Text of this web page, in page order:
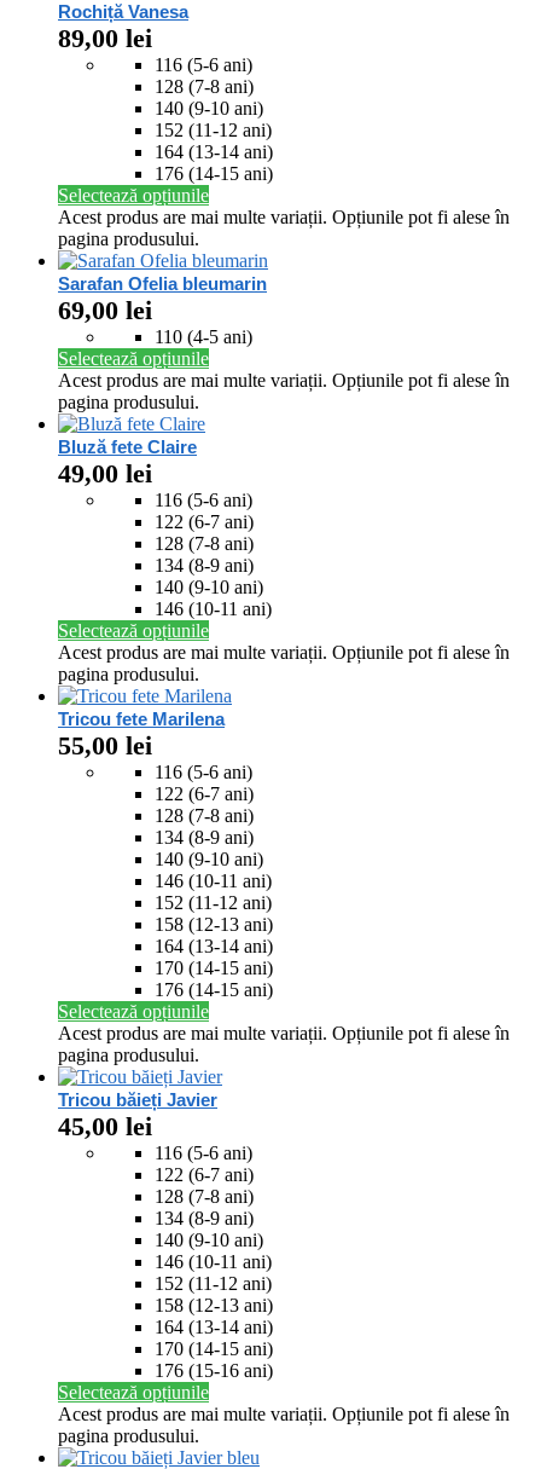
Rochiță Vanesa
89,00 lei
116 (5-6 ani)
128 (7-8 ani)
140 (9-10 ani)
152 (11-12 ani)
164 (13-14 ani)
176 (14-15 ani)
Selectează opțiunile
Acest produs are mai multe variații. Opțiunile pot fi alese în
pagina produsului.
Sarafan Ofelia bleumarin
69,00 lei
110 (4-5 ani)
Selectează opțiunile
Acest produs are mai multe variații. Opțiunile pot fi alese în
pagina produsului.
Bluză fete Claire
49,00 lei
116 (5-6 ani)
122 (6-7 ani)
128 (7-8 ani)
134 (8-9 ani)
140 (9-10 ani)
146 (10-11 ani)
Selectează opțiunile
Acest produs are mai multe variații. Opțiunile pot fi alese în
pagina produsului.
Tricou fete Marilena
55,00 lei
116 (5-6 ani)
122 (6-7 ani)
128 (7-8 ani)
134 (8-9 ani)
140 (9-10 ani)
146 (10-11 ani)
152 (11-12 ani)
158 (12-13 ani)
164 (13-14 ani)
170 (14-15 ani)
176 (14-15 ani)
Selectează opțiunile
Acest produs are mai multe variații. Opțiunile pot fi alese în
pagina produsului.
Tricou băieți Javier
45,00 lei
116 (5-6 ani)
122 (6-7 ani)
128 (7-8 ani)
134 (8-9 ani)
140 (9-10 ani)
146 (10-11 ani)
152 (11-12 ani)
158 (12-13 ani)
164 (13-14 ani)
170 (14-15 ani)
176 (15-16 ani)
Selectează opțiunile
Acest produs are mai multe variații. Opțiunile pot fi alese în
pagina produsului.